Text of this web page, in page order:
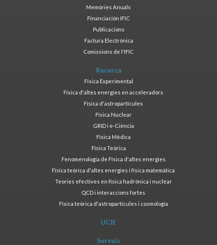
Memòries Anuals
Financiación IFIC
Publicacions
Factura Electrònica
Comissions de l'IFIC
Recerca
Física Experimental
Física d'altes energies en acceleradors
Física d'astropartícules
Física Nuclear
GRID i e-Ciència
Física Mèdica
Física Teòrica
Fenomenologia de Física d'altes energies
Física teòrica d'altes energies i física matemàtica
Teories efectives en física hadrònica i nuclear
QCD i interaccions fortes
Física teòrica d'astropartícules i cosmologia
UCIE
Serveis